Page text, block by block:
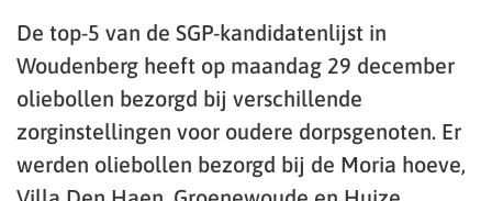
De top-5 van de SGP-kandidatenlijst in
Woudenberg heeft op maandag 29 december
oliebollen bezorgd bij verschillende
zorginstellingen voor oudere dorpsgenoten. Er
werden oliebollen bezorgd bij de Moria hoeve,